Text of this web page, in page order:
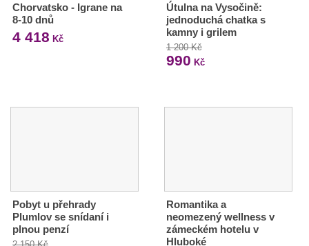
Chorvatsko - Igrane na
8-10 dnů
4 418 Kč
Útulna na Vysočině:
jednoduchá chatka s
kamny i grilem
1 200 Kč
990 Kč
Pobyt u přehrady
Plumlov se snídaní i
plnou penzí
Romantika a
neomezený wellness v
zámeckém hotelu v
Hluboké